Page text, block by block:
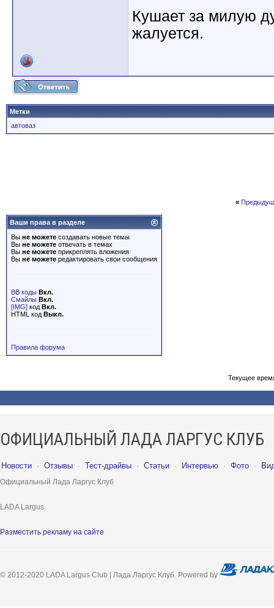
Кушает за милую
жалуется.
Метки
автоваз
«
Ваши права в разделе
Вы не можете создавать новые темы
Вы не можете отвечать в темах
Вы не можете прикреплять вложения
Вы не можете редактировать свои сообщения
BB коды Вкл.
Смайлы Вкл.
[IMG] код Вкл.
HTML код Выкл.
Правила форума
Текущее
ОФИЦИАЛЬНЫЙ ЛАДА ЛАРГУС КЛУБ
Новости · Отзывы · Тест-драйвы · Статьи · Интервью · Фото ·
Официальный Лада Ларгус Клуб
LADA Largus
Разместить рекламу на сайте
© 2012-2020 LADA Largus Club | Лада Ларгус Клуб. Powered by